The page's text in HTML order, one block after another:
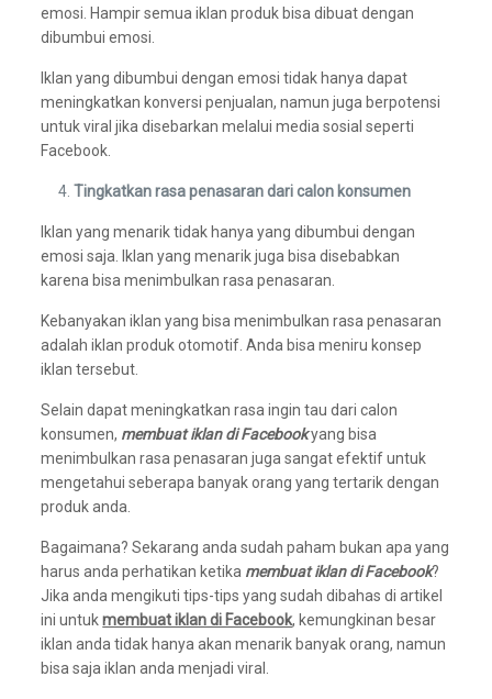
emosi. Hampir semua iklan produk bisa dibuat dengan
dibumbui emosi.
Iklan yang dibumbui dengan emosi tidak hanya dapat
meningkatkan konversi penjualan, namun juga berpotensi
untuk viral jika disebarkan melalui media sosial seperti
Facebook.
Tingkatkan rasa penasaran dari calon konsumen
Iklan yang menarik tidak hanya yang dibumbui dengan
emosi saja. Iklan yang menarik juga bisa disebabkan
karena bisa menimbulkan rasa penasaran.
Kebanyakan iklan yang bisa menimbulkan rasa penasaran
adalah iklan produk otomotif. Anda bisa meniru konsep
iklan tersebut.
Selain dapat meningkatkan rasa ingin tau dari calon
konsumen, membuat iklan di Facebookyang bisa
menimbulkan rasa penasaran juga sangat efektif untuk
mengetahui seberapa banyak orang yang tertarik dengan
produk anda.
Bagaimana? Sekarang anda sudah paham bukan apa yang
harus anda perhatikan ketika membuat iklan di Facebook?
Jika anda mengikuti tips-tips yang sudah dibahas di artikel
ini untukmembuat iklan di Facebook, kemungkinan besar
iklan anda tidak hanya akan menarik banyak orang, namun
bisa saja iklan anda menjadi viral.